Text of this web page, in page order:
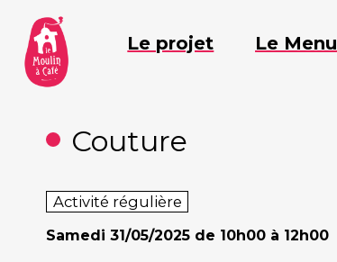
contenu
Le projet Le Menu
Couture
Activité régulière
Samedi 31/05/2025 de 10h00 à 12h00